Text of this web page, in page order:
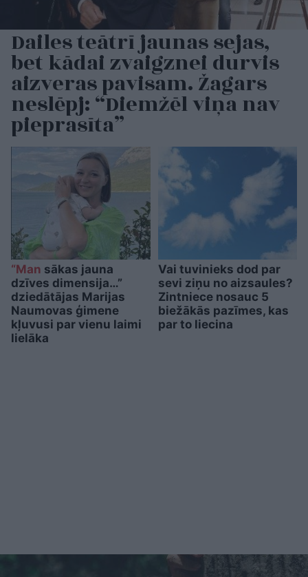
Dailes teātrī jaunas sejas,
bet kādai zvaigznei durvis
aizveras pavisam. Žagars
neslēpj: “Diemžēl viņa nav
pieprasīta”
“Man sākas jauna
dzīves dimensija…”
dziedātājas Marijas
Naumovas ģimene
kļuvusi par vienu laimi
lielāka
Vai tuvinieks dod par
sevi ziņu no aizsaules?
Zintniece nosauc 5
biežākās pazīmes, kas
par to liecina